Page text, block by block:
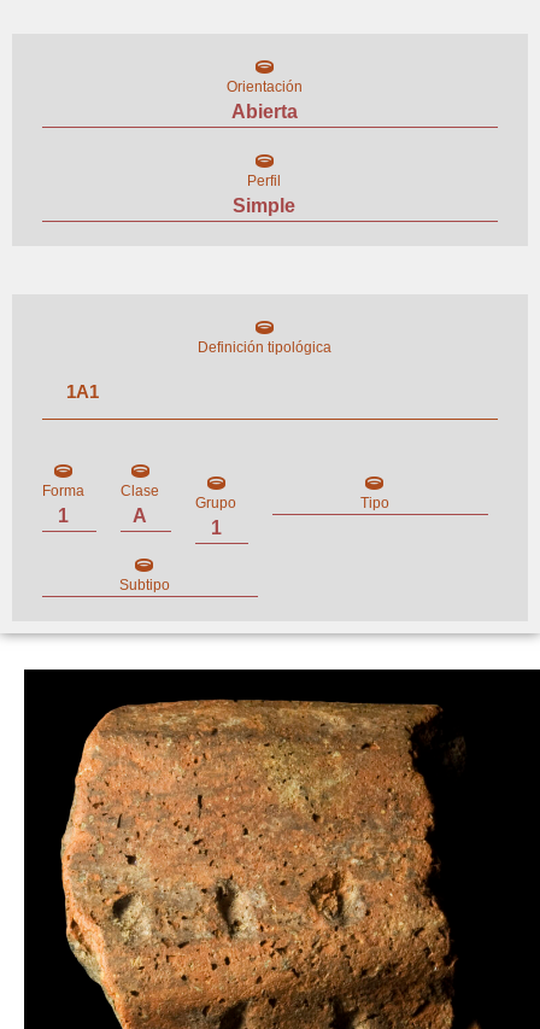
Orientación
Abierta
Perfil
Simple
Definición tipológica
1A1
Forma
1
Clase
A
Grupo
1
Tipo
Subtipo